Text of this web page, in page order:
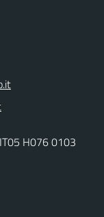
H076 0103